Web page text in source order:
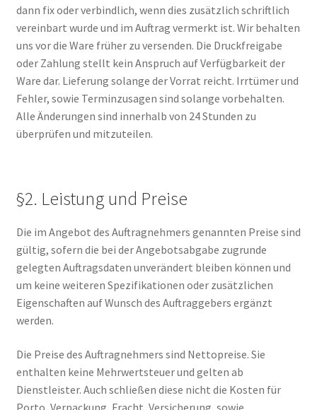
dann fix oder verbindlich, wenn dies zusätzlich schriftlich
vereinbart wurde und im Auftrag vermerkt ist. Wir behalten
uns vor die Ware früher zu versenden. Die Druckfreigabe
oder Zahlung stellt kein Anspruch auf Verfügbarkeit der
Ware dar. Lieferung solange der Vorrat reicht. Irrtümer und
Fehler, sowie Terminzusagen sind solange vorbehalten.
Alle Änderungen sind innerhalb von 24 Stunden zu
überprüfen und mitzuteilen.
§2. Leistung und Preise
Die im Angebot des Auftragnehmers genannten Preise sind
gültig, sofern die bei der Angebotsabgabe zugrunde
gelegten Auftragsdaten unverändert bleiben können und
um keine weiteren Spezifikationen oder zusätzlichen
Eigenschaften auf Wunsch des Auftraggebers ergänzt
werden.
Die Preise des Auftragnehmers sind Nettopreise. Sie
enthalten keine Mehrwertsteuer und gelten ab
Dienstleister. Auch schließen diese nicht die Kosten für
Porto, Verpackung, Fracht, Versicherung, sowie